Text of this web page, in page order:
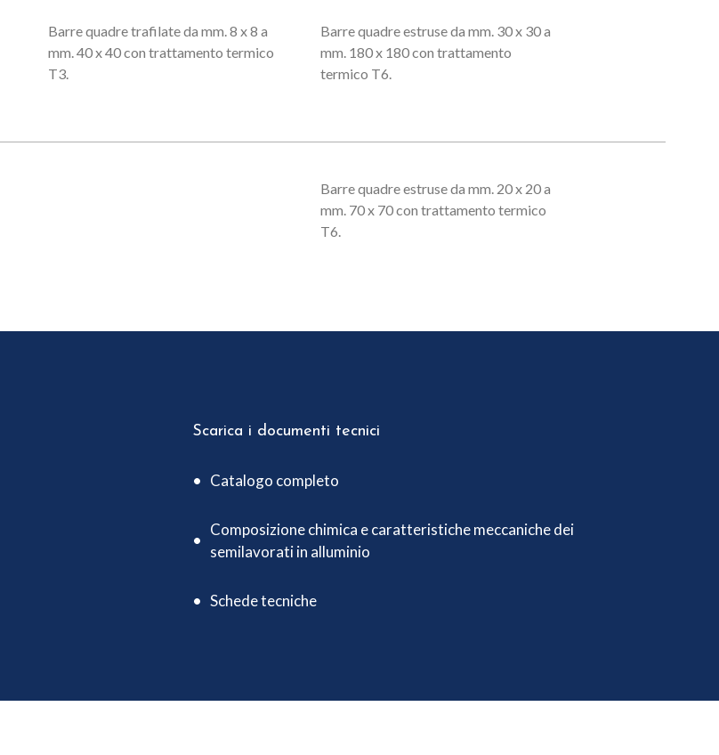
Barre quadre trafilate da mm. 8 x 8 a
mm. 40 x 40 con trattamento termico
T3.
Barre quadre estruse da mm. 30 x 30 a
mm. 180 x 180 con trattamento
termico T6.
Barre quadre estruse da mm. 20 x 20 a
mm. 70 x 70 con trattamento termico
T6.
Scarica i documenti tecnici
Catalogo completo
Composizione chimica e caratteristiche meccaniche dei
semilavorati in alluminio
Schede tecniche